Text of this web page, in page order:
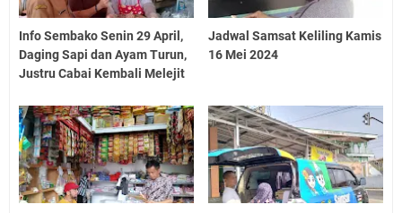
Info Sembako Senin 29 April,
Daging Sapi dan Ayam Turun,
Justru Cabai Kembali Melejit
Jadwal Samsat Keliling Kamis
16 Mei 2024